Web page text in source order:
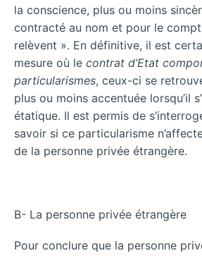
la conscience, plus ou moins
contracté au nom et pour le
relèvent ». En définitive, il est
mesure où le contrat d’Etat
particularismes, ceux-ci se
plus ou moins accentuée lorsqu’il
étatique. Il est permis de
savoir si ce particularisme
de la personne privée étrangère.
B- La personne privée étrangère
Pour conclure que la personne